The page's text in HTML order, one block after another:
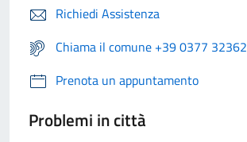
Richiedi Assistenza
Chiama il comune +39 0377 32362
Prenota un appuntamento
Problemi in città